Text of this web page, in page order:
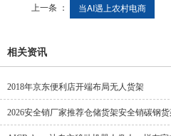
上一条 ： 当AI遇上农村电商
相关资讯
2018年京东便利店开端布局无人货架
2026安全销厂家推荐仓储货架安全销碳钢